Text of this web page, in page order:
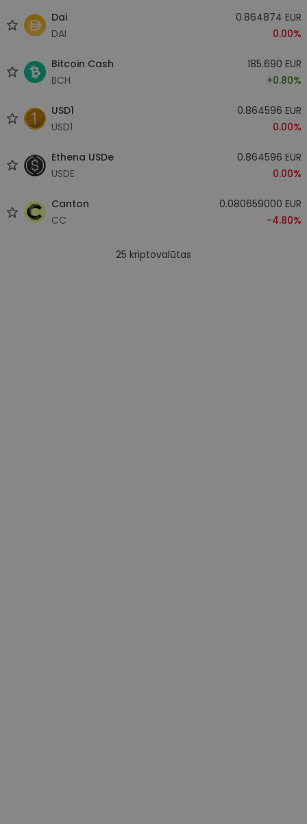
Dai
DAI
0.864874 EUR
0.00%
Bitcoin Cash
BCH
185.690 EUR
+0.80%
USD1
USD1
0.864596 EUR
0.00%
Ethena USDe
USDE
0.864596 EUR
0.00%
Canton
CC
0.080659000 EUR
-4.80%
25 kriptovalūtas